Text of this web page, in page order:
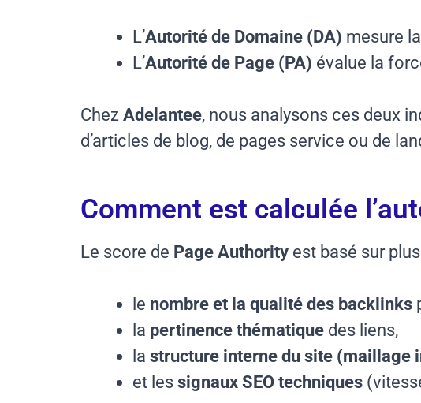
L’Autorité de Domaine (DA) mesure
L’Autorité de Page (PA) évalue la
Chez Adelantee, nous analysons ces deux
d’articles de blog, de pages service ou de
Comment est calculée
Le score de Page Authority est basé sur
le nombre et la qualité des backlinks
la pertinence thématique des liens,
la structure interne du site (maillage
et les signaux SEO techniques